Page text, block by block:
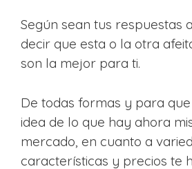
Según sean tus respuestas
decir que esta o la otra
son la mejor para ti.
De todas formas y para
idea de lo que hay ahora
mercado, en cuanto a
características y precios te